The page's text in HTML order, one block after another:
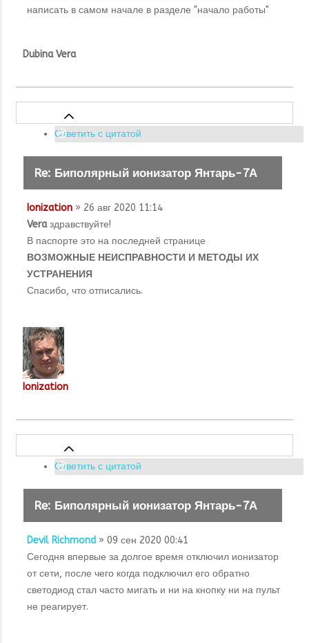
написать в самом начале в разделе "начало работы"
Dubina Vera
Ответить с цитатой
Re: Биполярный ионизатор Янтарь-7А
Ionization » 26 авг 2020 11:14
Veraздравствуйте!
В паспорте это на последней странице
ВОЗМОЖНЫЕ НЕИСПРАВНОСТИ И МЕТОДЫ ИХ
УСТРАНЕНИЯ
Спасибо, что отписались.
Ionization
Ответить с цитатой
Re: Биполярный ионизатор Янтарь-7А
Devil Richmond» 09 сен 2020 00:41
Сегодня впервые за долгое время отключил ионизатор
от сети, после чего когда подключил его обратно
светодиод стал часто мигать и ни на кнопку ни на пульт
не реагирует.